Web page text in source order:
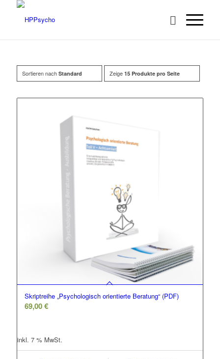
Sortieren nach Standard Zeige 15 Produkte pro Seite
Skriptreihe „Psychologisch orientierte Beratung“ (PDF)
69,00€
inkl. 7 % MwSt.